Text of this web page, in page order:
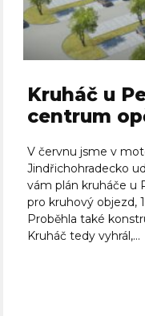
Kruháč u
centrum
V červnu jsme v
Jindřichohradecko
vám plán kruháče u
pro kruhový objezd,
Proběhla také
Kruháč tedy vyhrál,...